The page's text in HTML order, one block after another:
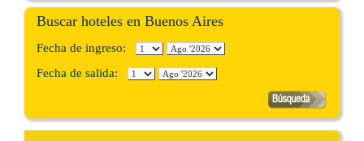
Buscar hoteles en Buenos Aires
Fecha de ingreso:
Fecha de salida: